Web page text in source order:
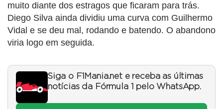
muito diante dos estragos que ficaram para trás.
Diego Silva ainda dividiu uma curva com Guilhermo
Vidal e se deu mal, rodando e batendo. O abandono
viria logo em seguida.
Siga o F1Mania.net e receba as últimas
notícias da Fórmula 1 pelo WhatsApp.